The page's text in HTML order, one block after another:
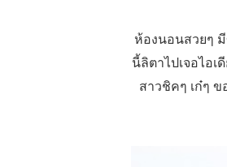
ห้องนอนสวยๆ
นี้ลิตาไปเจอไอ
สาวชิคๆ เก๋ๆ